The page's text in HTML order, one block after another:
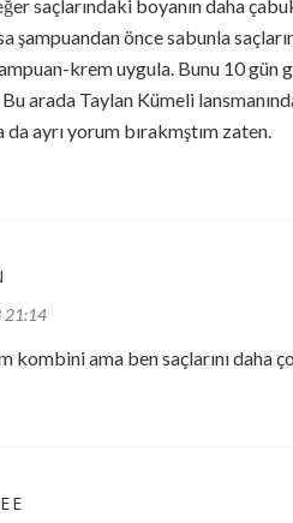
saçlarındaki boyanın daha
şampuandan önce sabunla
krem uygula. Bunu 10
arada Taylan Kümeli
da ayrı yorum bırakmştım zaten.
21:14
kombini ama ben saçlarını daha